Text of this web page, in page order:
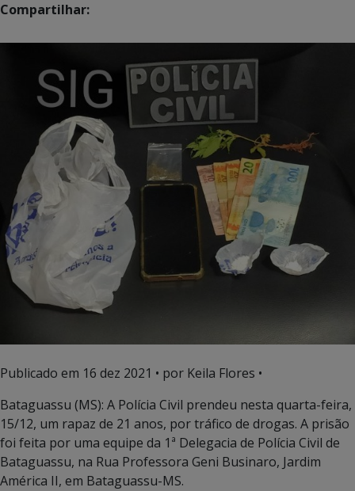
Compartilhar:
Publicado em 16 dez 2021 • por Keila Flores •
Bataguassu (MS): A Polícia Civil prendeu nesta quarta-feira,
15/12, um rapaz de 21 anos, por tráfico de drogas. A prisão
foi feita por uma equipe da 1ª Delegacia de Polícia Civil de
Bataguassu, na Rua Professora Geni Businaro, Jardim
América II, em Bataguassu-MS.